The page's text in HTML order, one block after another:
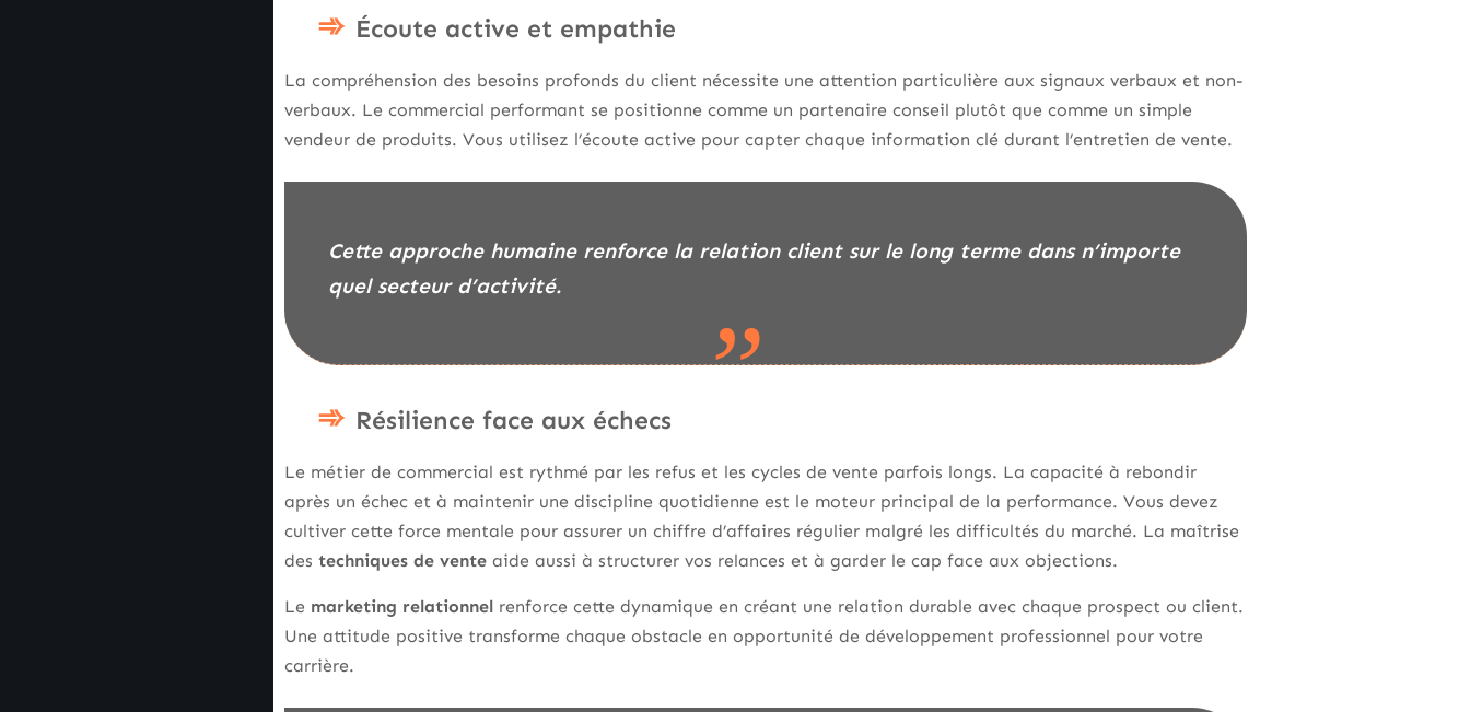
Écoute active et empathie
La compréhension des besoins profonds du client nécessite une attention particulière aux signaux verbaux et non-
verbaux. Le commercial performant se positionne comme un partenaire conseil plutôt que comme un simple
vendeur de produits. Vous utilisez l’écoute active pour capter chaque information clé durant l’entretien de vente.
Cette approche humaine renforce la relation client sur le long terme dans n’importe
quel secteur d’activité.
Résilience face aux échecs
Le métier de commercial est rythmé par les refus et les cycles de vente parfois longs. La capacité à rebondir
après un échec et à maintenir une discipline quotidienne est le moteur principal de la performance. Vous devez
cultiver cette force mentale pour assurer un chiffre d’affaires régulier malgré les difficultés du marché. La maîtrise
des techniques de vente aide aussi à structurer vos relances et à garder le cap face aux objections.
Le marketing relationnel renforce cette dynamique en créant une relation durable avec chaque prospect ou client.
Une attitude positive transforme chaque obstacle en opportunité de développement professionnel pour votre
carrière.